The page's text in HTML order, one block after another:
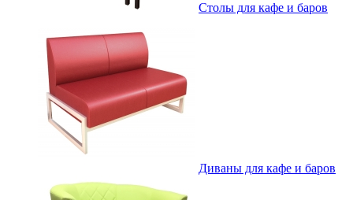
Столы для кафе и баров
Диваны для кафе и баров